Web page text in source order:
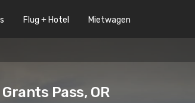
Flug + Hotel Mietwagen
Pass, OR